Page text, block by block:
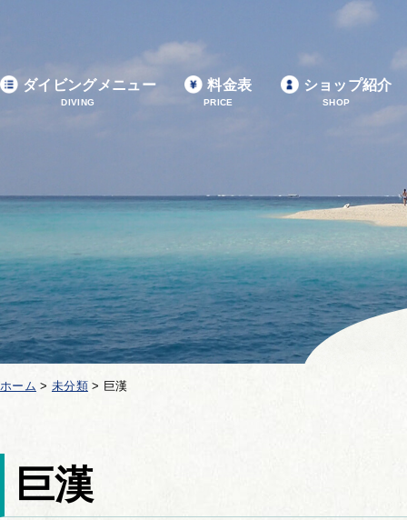
ダイビングメニュー
DIVING
料金表
PRICE
ショップ紹介
SHOP
ホーム > 未分類> 巨漢
巨漢